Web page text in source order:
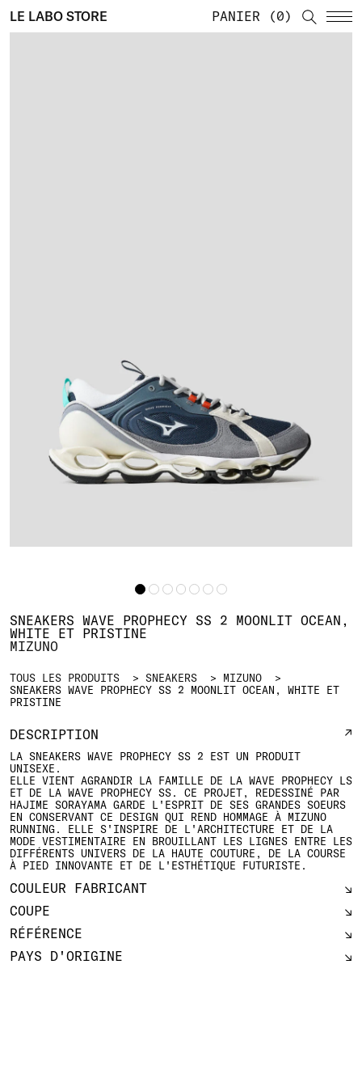
LE LABO STORE PANIER 0
TOUS LES PRODUITS SNEAKERS
MIZUNO
SNEAKERS WAVE PROPHECY SS 2 MOONLIT OCEAN, WHITE ET P
RISTINE
SNEAKERS WAVE PROPHECY SS 2 MOONLIT OCEAN, W
HITE ET PRISTINE
MIZUNO
DESCRIPTION
LA SNEAKERS WAVE PROPHECY SS 2 EST UN PRODUIT U
NISEXE.
ELLE VIENT AGRANDIR LA FAMILLE DE LA WAVE PROPHECY LS
ET DE LA WAVE PROPHECY SS. CE PROJET, REDESSINÉ PAR H
AJIME SORAYAMA GARDE L'ESPRIT DE SES GRANDES SOEURS E
N CONSERVANT CE DESIGN QUI REND HOMMAGE À MIZUNO R
UNNING. ELLE S'INSPIRE DE L'ARCHITECTURE ET DE LA M
ODE VESTIMENTAIRE EN BROUILLANT LES LIGNES ENTRE LES D
IFFÉRENTS UNIVERS DE LA HAUTE COUTURE, DE LA COURSE À
PIED INNOVANTE ET DE L'ESTHÉTIQUE FUTURISTE.
COULEUR FABRICANT
COUPE
RÉFÉRENCE
PAYS D'ORIGINE